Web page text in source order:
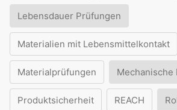
Lebensdauer Prüfungen
Materialien mit Lebensmittelkontakt
Materialprüfungen Mechanische
Produktsicherheit REACH